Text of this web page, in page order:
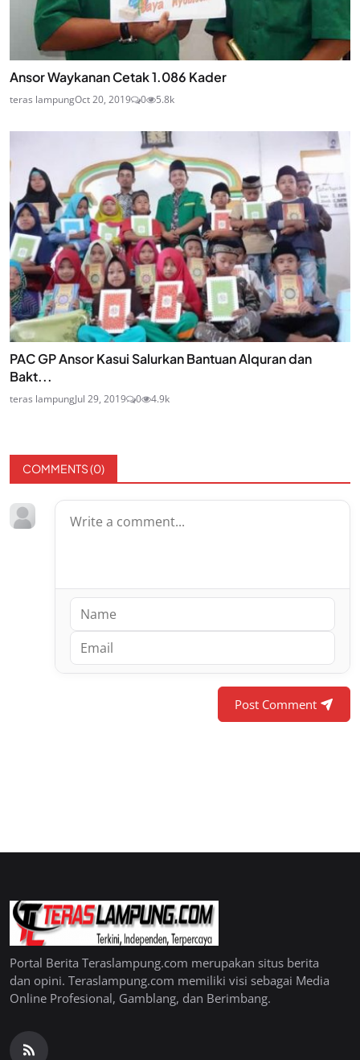
Ansor Waykanan Cetak 1.086 Kader
teras lampungOct 20, 2019 0 5.8k
PAC GP Ansor Kasui Salurkan Bantuan Alquran dan
Bakt...
teras lampungJul 29, 2019 0 4.9k
COMMENTS (0)
Post Comment
Portal Berita Teraslampung.com merupakan situs berita
dan opini. Teraslampung.com memiliki visi sebagai Media
Online Profesional, Gamblang, dan Berimbang.